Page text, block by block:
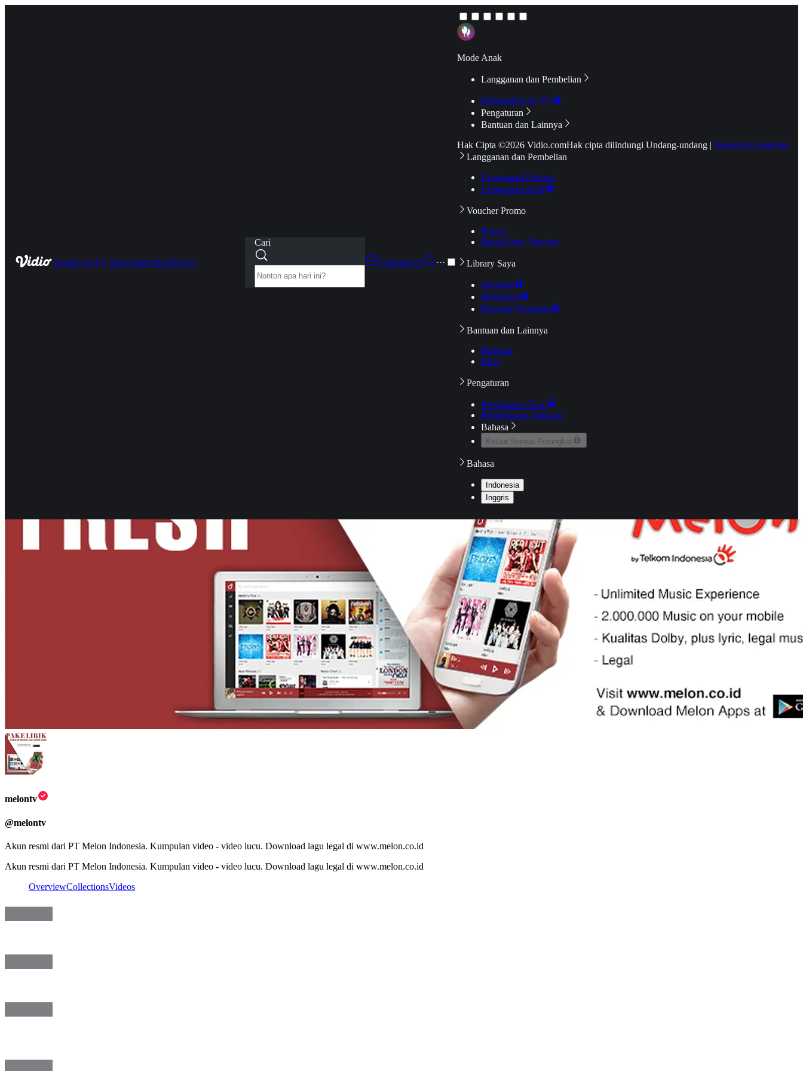
HomeLiveTV ShowSportsKidsNews
Cari
Langganan
···
Mode Anak
Langganan dan Pembelian
Hubungkan ke TV
Pengaturan
Bantuan dan Lainnya
Hak Cipta ©2026 Vidio.comHak cipta dilindungi Undang-undang | Syarat & Ketentuan
Langganan dan Pembelian
Langganan Premier
Langganan Aktif
Voucher Promo
Promo
Pakai Kode Voucher
Library Saya
Daftarku
Mengikuti
Riwayat Tontonan
Bantuan dan Lainnya
Bantuan
Blog
Pengaturan
Pengaturan Akun
Pemeriksaan Jaringan
Bahasa
Keluar Semua Perangkat
Bahasa
Indonesia
Inggris
melontv
@melontv
Akun resmi dari PT Melon Indonesia. Kumpulan video - video lucu. Download lagu legal di www.melon.co.id
Akun resmi dari PT Melon Indonesia. Kumpulan video - video lucu. Download lagu legal di www.melon.co.id
OverviewCollectionsVideos